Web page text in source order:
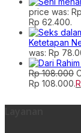
price was:
Rp 62.400.
Ketetapan
was: Rp
Rp108.000
Rp 108.000.